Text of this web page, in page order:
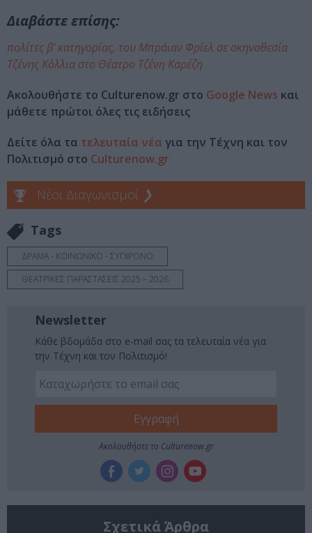
Διαβάστε επίσης:
πολίτες β’ κατηγορίας, του Μπράιαν Φρίελ σε σκηνοθεσία
Τζένης Κόλλια στο Θέατρο Τζένη Καρέζη
Ακολουθήστε το Culturenow.gr στο Google News και
μάθετε πρώτοι όλες τις ειδήσεις
Δείτε όλα τα τελευταία νέα για την Τέχνη και τον
Πολιτισμό στο Culturenow.gr
Νέοι Διαγωνισμοί ❯
Tags
ΔΡΑΜΑ - ΚΟΙΝΩΝΙΚΟ - ΣΥΓΧΡΟΝΟ
ΘΕΑΤΡΙΚΕΣ ΠΑΡΑΣΤΑΣΕΙΣ 2025 – 2026
Newsletter
Κάθε βδομάδα στο e-mail σας τα τελευταία νέα για
την Τέχνη και τον Πολιτισμό!
Ακολουθήστε το Culturenow.gr
Σχετικά Άρθρα